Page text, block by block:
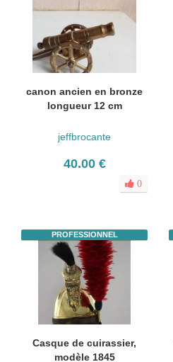
canon ancien en bronze
longueur 12 cm
jeffbrocante
40.00 €
0
PROFESSIONNEL
Casque de cuirassier,
modèle 1845